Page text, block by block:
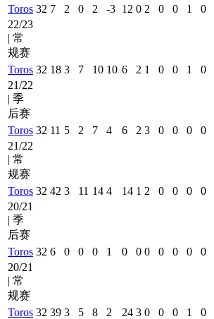
Toros 32 7 2 0 2 -3 12 0 2 0 0 1 0
22/23
| 常
规赛
Toros 32 18 3 7 10 10 6 2 1 0 0 1 0
21/22
| 季
后赛
Toros 32 11 5 2 7 4 6 2 3 0 0 0 0
21/22
| 常
规赛
Toros 32 42 3 11 14 4 14 1 2 0 0 0 0
20/21
| 季
后赛
Toros 32 6 0 0 0 1 0 0 0 0 0 0 0
20/21
| 常
规赛
Toros 32 39 3 5 8 2 24 3 0 0 0 1 0